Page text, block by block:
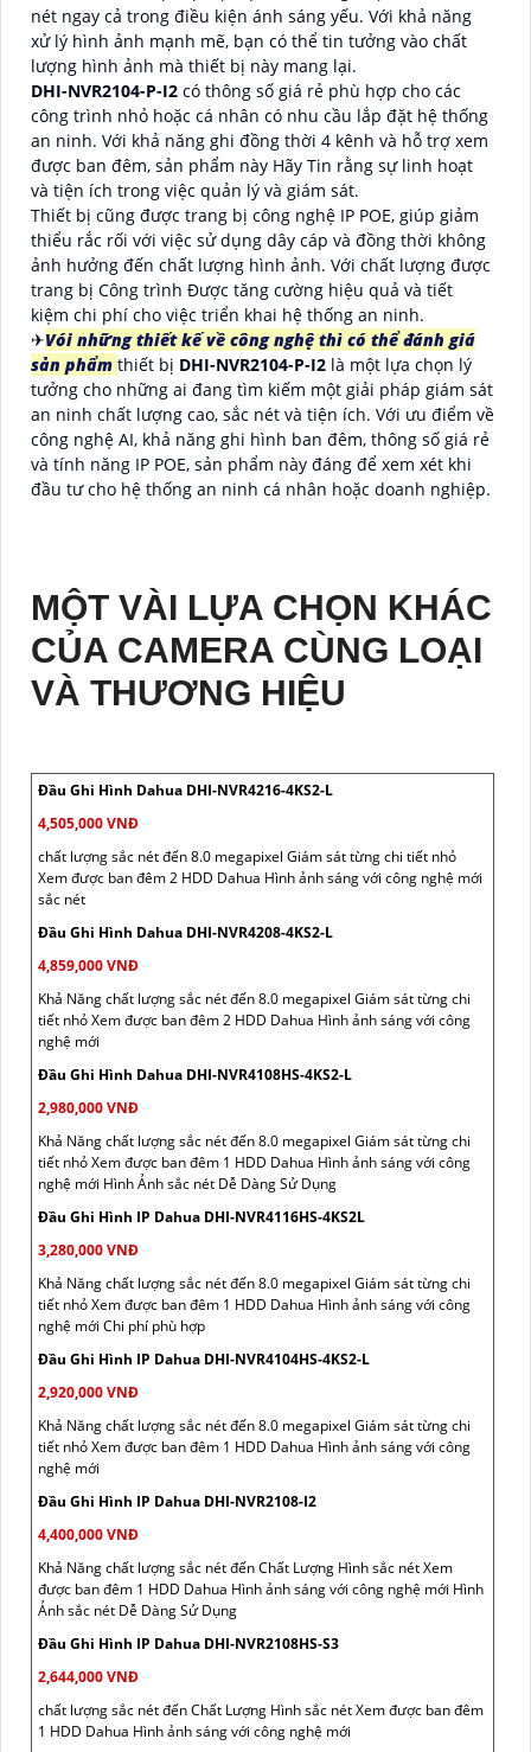
nét ngay cả trong điều kiện ánh sáng yếu. Với khả năng
xử lý hình ảnh mạnh mẽ, bạn có thể tin tưởng vào chất
lượng hình ảnh mà thiết bị này mang lại.
DHI-NVR2104-P-I2 có thông số giá rẻ phù hợp cho các
công trình nhỏ hoặc cá nhân có nhu cầu lắp đặt hệ thống
an ninh. Với khả năng ghi đồng thời 4 kênh và hỗ trợ xem
được ban đêm, sản phẩm này Hãy Tin rằng sự linh hoạt
và tiện ích trong việc quản lý và giám sát.
Thiết bị cũng được trang bị công nghệ IP POE, giúp giảm
thiểu rắc rối với việc sử dụng dây cáp và đồng thời không
ảnh hưởng đến chất lượng hình ảnh. Với chất lượng được
trang bị Công trình Được tăng cường hiệu quả và tiết
kiệm chi phí cho việc triển khai hệ thống an ninh.
✈Vói những thiết kế về công nghệ thì có thể đánh giá
sản phẩm thiết bị DHI-NVR2104-P-I2 là một lựa chọn lý
tưởng cho những ai đang tìm kiếm một giải pháp giám sát
an ninh chất lượng cao, sắc nét và tiện ích. Với ưu điểm về
công nghệ AI, khả năng ghi hình ban đêm, thông số giá rẻ
và tính năng IP POE, sản phẩm này đáng để xem xét khi
đầu tư cho hệ thống an ninh cá nhân hoặc doanh nghiệp.
MỘT VÀI LỰA CHỌN KHÁC
CỦA CAMERA CÙNG LOẠI
VÀ THƯƠNG HIỆU
Đầu Ghi Hình Dahua DHI-NVR4216-4KS2-L
4,505,000 VNĐ
chất lượng sắc nét đến 8.0 megapixel Giám sát từng chi tiết nhỏ
Xem được ban đêm 2 HDD Dahua Hình ảnh sáng với công nghệ mới
sắc nét
Đầu Ghi Hình Dahua DHI-NVR4208-4KS2-L
4,859,000 VNĐ
Khả Năng chất lượng sắc nét đến 8.0 megapixel Giám sát từng chi
tiết nhỏ Xem được ban đêm 2 HDD Dahua Hình ảnh sáng với công
nghệ mới
Đầu Ghi Hình Dahua DHI-NVR4108HS-4KS2-L
2,980,000 VNĐ
Khả Năng chất lượng sắc nét đến 8.0 megapixel Giám sát từng chi
tiết nhỏ Xem được ban đêm 1 HDD Dahua Hình ảnh sáng với công
nghệ mới Hình Ảnh sắc nét Dễ Dàng Sử Dụng
Đầu Ghi Hình IP Dahua DHI-NVR4116HS-4KS2L
3,280,000 VNĐ
Khả Năng chất lượng sắc nét đến 8.0 megapixel Giám sát từng chi
tiết nhỏ Xem được ban đêm 1 HDD Dahua Hình ảnh sáng với công
nghệ mới Chi phí phù hợp
Đầu Ghi Hình IP Dahua DHI-NVR4104HS-4KS2-L
2,920,000 VNĐ
Khả Năng chất lượng sắc nét đến 8.0 megapixel Giám sát từng chi
tiết nhỏ Xem được ban đêm 1 HDD Dahua Hình ảnh sáng với công
nghệ mới
Đầu Ghi Hình IP Dahua DHI-NVR2108-I2
4,400,000 VNĐ
Khả Năng chất lượng sắc nét đến Chất Lượng Hình sắc nét Xem
được ban đêm 1 HDD Dahua Hình ảnh sáng với công nghệ mới Hình
Ảnh sắc nét Dễ Dàng Sử Dụng
Đầu Ghi Hình IP Dahua DHI-NVR2108HS-S3
2,644,000 VNĐ
chất lượng sắc nét đến Chất Lượng Hình sắc nét Xem được ban đêm
1 HDD Dahua Hình ảnh sáng với công nghệ mới